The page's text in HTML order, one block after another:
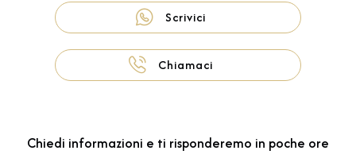
Scrivici
Chiamaci
Chiedi informazioni e ti risponderemo in poche ore